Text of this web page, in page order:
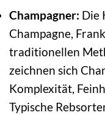
Champagner: Die
Champagne,
traditionellen
zeichnen sich
Komplexität,
Typische